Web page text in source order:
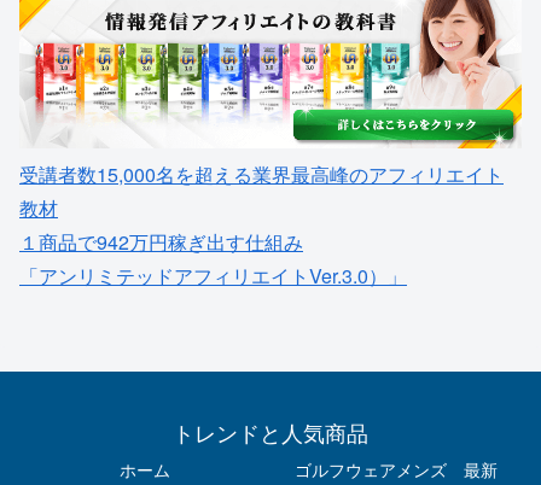
受講者数15,000名を超える業界最高峰のアフィリエイト
教材
１商品で942万円稼ぎ出す仕組み
「アンリミテッドアフィリエイトVer.3.0）」
トレンドと人気商品
ホーム ゴルフウェアメンズ 最新